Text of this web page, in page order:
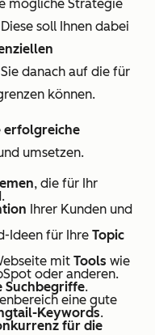
mögliche Strategie
soll Ihnen dabei
danach auf die für
können.
erfolgreiche
umsetzen.
, die für Ihr
Ihrer Kunden und
Ideen für Ihre Topic
mit Tools wie
oder anderen.
Suchbegriffe.
eine gute
Keywords.
für die